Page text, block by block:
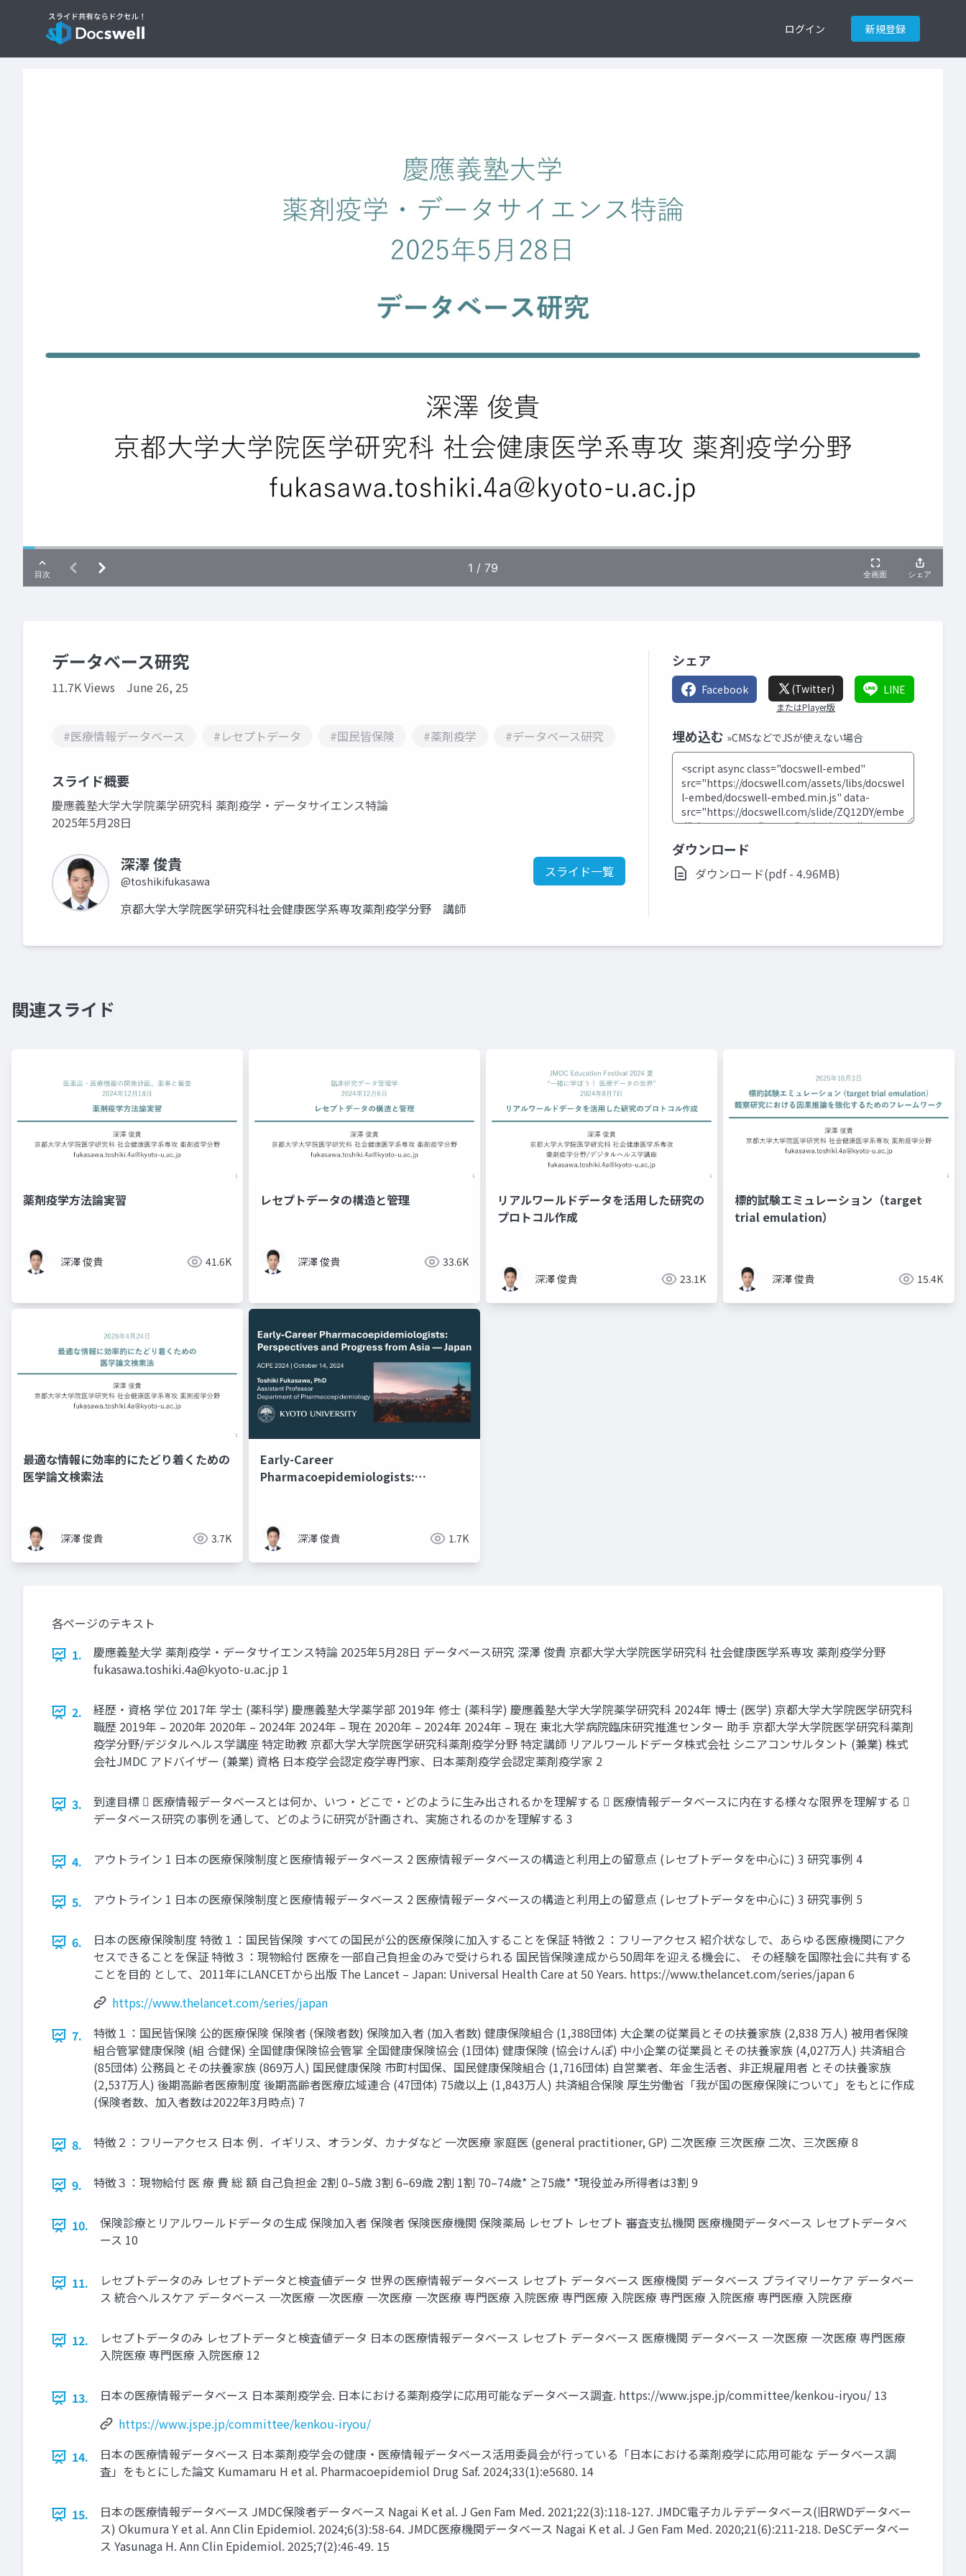
ログイン 新規登録
データベース研究
11.7K Views June 26, 25
#医療情報データベース #レセプトデータ #国民皆保険 #薬剤疫学 #データベース研究
スライド概要
慶應義塾大学大学院薬学研究科 薬剤疫学・データサイエンス特論
2025年5月28日
深澤 俊貴
@toshikifukasawa
スライド一覧
京都大学大学院医学研究科社会健康医学系専攻薬剤疫学分野 講師
シェア
Facebook (Twitter)
またはPlayer版
LINE
埋め込む »CMSなどでJSが使えない場合
ダウンロード
ダウンロード(pdf - 4.96MB)
関連スライド
薬剤疫学方法論実習
深澤 俊貴 41.6K
レセプトデータの構造と管理
深澤 俊貴 33.6K
リアルワールドデータを活用した研究の
プロトコル作成
深澤 俊貴 23.1K
標的試験エミュレーション（target
trial emulation）
深澤 俊貴 15.4K
最適な情報に効率的にたどり着くための
医学論文検索法
深澤 俊貴 3.7K
Early-Career
Pharmacoepidemiologists:
深澤 俊貴 1.7K
各ページのテキスト
1.
慶應義塾大学 薬剤疫学・データサイエンス特論 2025年5月28日 データベース研究 深澤 俊貴 京都大学大学院医学研究科 社会健康医学系専攻 薬剤疫学分野
fukasawa.toshiki.4a@kyoto-u.ac.jp 1
2.
経歴・資格 学位 2017年 学士 (薬科学) 慶應義塾大学薬学部 2019年 修士 (薬科学) 慶應義塾大学大学院薬学研究科 2024年 博士 (医学) 京都大学大学院医学研究科
職歴 2019年 – 2020年 2020年 – 2024年 2024年 – 現在 2020年 – 2024年 2024年 – 現在 東北大学病院臨床研究推進センター 助手 京都大学大学院医学研究科薬剤
疫学分野/デジタルヘルス学講座 特定助教 京都大学大学院医学研究科薬剤疫学分野 特定講師 リアルワールドデータ株式会社 シニアコンサルタント (兼業) 株式
会社JMDC アドバイザー (兼業) 資格 日本疫学会認定疫学専門家、日本薬剤疫学会認定薬剤疫学家 2
3.
到達目標  医療情報データベースとは何か、いつ・どこで・どのように生み出されるかを理解する  医療情報データベースに内在する様々な限界を理解する 
データベース研究の事例を通して、どのように研究が計画され、実施されるのかを理解する 3
4. アウトライン 1 日本の医療保険制度と医療情報データベース 2 医療情報データベースの構造と利用上の留意点 (レセプトデータを中心に) 3 研究事例 4
5. アウトライン 1 日本の医療保険制度と医療情報データベース 2 医療情報データベースの構造と利用上の留意点 (レセプトデータを中心に) 3 研究事例 5
6.
日本の医療保険制度 特徴１：国民皆保険 すべての国民が公的医療保険に加入することを保証 特徴２：フリーアクセス 紹介状なしで、あらゆる医療機関にアク
セスできることを保証 特徴３：現物給付 医療を一部自己負担金のみで受けられる 国民皆保険達成から50周年を迎える機会に、 その経験を国際社会に共有する
ことを目的 として、2011年にLANCETから出版 The Lancet – Japan: Universal Health Care at 50 Years. https://www.thelancet.com/series/japan 6
https://www.thelancet.com/series/japan
7.
特徴１：国民皆保険 公的医療保険 保険者 (保険者数) 保険加入者 (加入者数) 健康保険組合 (1,388団体) 大企業の従業員とその扶養家族 (2,838 万人) 被用者保険
組合管掌健康保険 (組 合健保) 全国健康保険協会管掌 全国健康保険協会 (1団体) 健康保険 (協会けんぽ) 中小企業の従業員とその扶養家族 (4,027万人) 共済組合
(85団体) 公務員とその扶養家族 (869万人) 国民健康保険 市町村国保、国民健康保険組合 (1,716団体) 自営業者、年金生活者、非正規雇用者 とその扶養家族
(2,537万人) 後期高齢者医療制度 後期高齢者医療広域連合 (47団体) 75歳以上 (1,843万人) 共済組合保険 厚生労働省「我が国の医療保険について」をもとに作成
(保険者数、加入者数は2022年3月時点) 7
8. 特徴２：フリーアクセス 日本 例．イギリス、オランダ、カナダなど 一次医療 家庭医 (general practitioner, GP) 二次医療 三次医療 二次、三次医療 8
9. 特徴３：現物給付 医 療 費 総 額 自己負担金 2割 0–5歳 3割 6–69歳 2割 1割 70–74歳* ≥75歳* *現役並み所得者は3割 9
10.
保険診療とリアルワールドデータの生成 保険加入者 保険者 保険医療機関 保険薬局 レセプト レセプト 審査支払機関 医療機関データベース レセプトデータベ
ース 10
11.
レセプトデータのみ レセプトデータと検査値データ 世界の医療情報データベース レセプト データベース 医療機関 データベース プライマリーケア データベー
ス 統合ヘルスケア データベース 一次医療 一次医療 一次医療 一次医療 専門医療 入院医療 専門医療 入院医療 専門医療 入院医療 専門医療 入院医療
12.
レセプトデータのみ レセプトデータと検査値データ 日本の医療情報データベース レセプト データベース 医療機関 データベース 一次医療 一次医療 専門医療
入院医療 専門医療 入院医療 12
13.
日本の医療情報データベース 日本薬剤疫学会. 日本における薬剤疫学に応用可能なデータベース調査. https://www.jspe.jp/committee/kenkou-iryou/ 13
https://www.jspe.jp/committee/kenkou-iryou/
14.
日本の医療情報データベース 日本薬剤疫学会の健康・医療情報データベース活用委員会が行っている「日本における薬剤疫学に応用可能な データベース調
査」をもとにした論文 Kumamaru H et al. Pharmacoepidemiol Drug Saf. 2024;33(1):e5680. 14
15.
日本の医療情報データベース JMDC保険者データベース Nagai K et al. J Gen Fam Med. 2021;22(3):118-127. JMDC電子カルテデータベース(旧RWDデータベー
ス) Okumura Y et al. Ann Clin Epidemiol. 2024;6(3):58-64. JMDC医療機関データベース Nagai K et al. J Gen Fam Med. 2020;21(6):211-218. DeSCデータベー
ス Yasunaga H. Ann Clin Epidemiol. 2025;7(2):46-49. 15